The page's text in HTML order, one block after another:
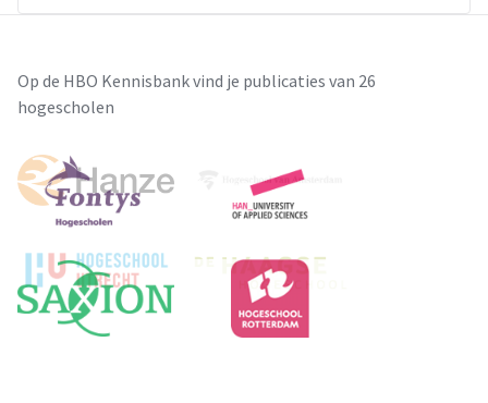
Op de HBO Kennisbank vind je publicaties van 26
hogescholen